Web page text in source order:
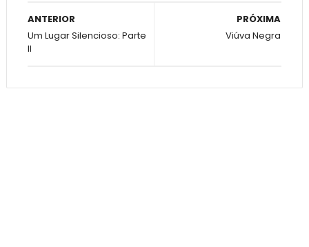
PRÓXIMA
Viúva Negra
ANTERIOR
Um Lugar Silencioso: Parte
II